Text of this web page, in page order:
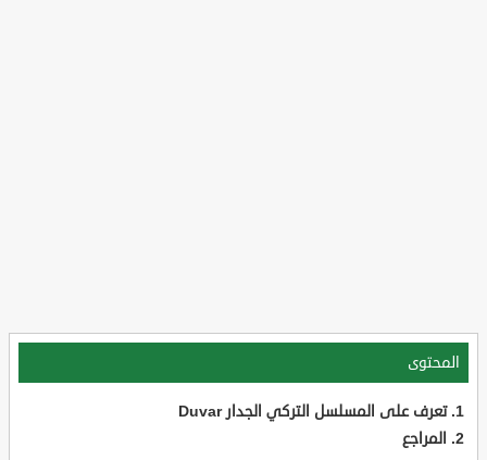
المحتوى
تعرف على المسلسل التركي الجدار Duvar
المراجع